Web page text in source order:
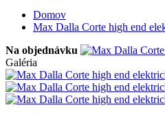
Domov
Max Dalla Corte high end
Na objednávku
Galéria